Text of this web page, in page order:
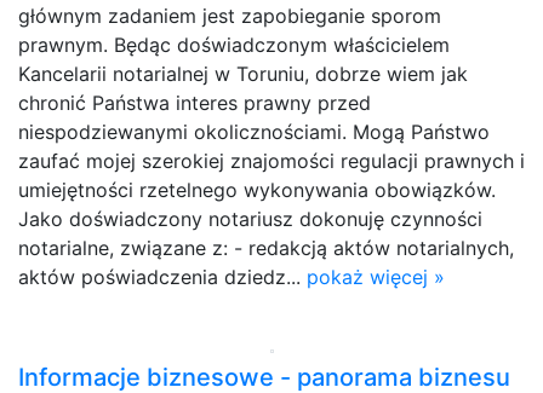
głównym zadaniem jest zapobieganie sporom
prawnym. Będąc doświadczonym właścicielem
Kancelarii notarialnej w Toruniu, dobrze wiem jak
chronić Państwa interes prawny przed
niespodziewanymi okolicznościami. Mogą Państwo
zaufać mojej szerokiej znajomości regulacji prawnych i
umiejętności rzetelnego wykonywania obowiązków.
Jako doświadczony notariusz dokonuję czynności
notarialne, związane z: - redakcją aktów notarialnych,
aktów poświadczenia dziedz... pokaż więcej »
Informacje biznesowe - panorama biznesu